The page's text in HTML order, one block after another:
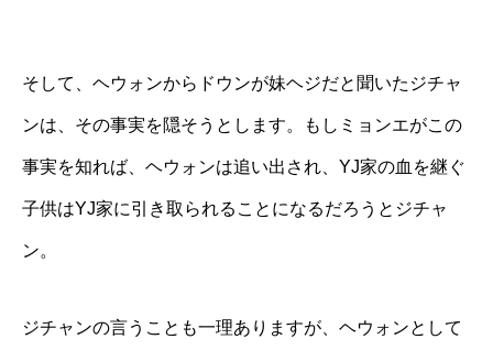
そして、ヘウォンからドウンが妹ヘジだと聞いたジチャ
ンは、その事実を隠そうとします。もしミョンエがこの
事実を知れば、ヘウォンは追い出され、YJ家の血を継ぐ
子供はYJ家に引き取られることになるだろうとジチャ
ン。
ジチャンの言うことも一理ありますが、ヘウォンとして